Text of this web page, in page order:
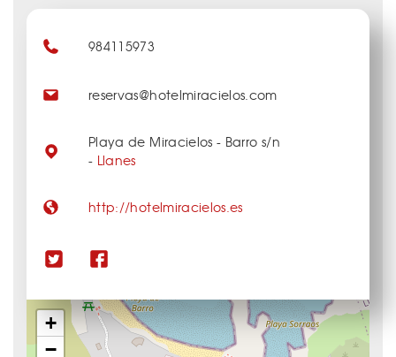
+
−
984115973
reservas@hotelmiracielos.com
Playa de Miracielos - Barro s/n
- Llanes
http://hotelmiracielos.es